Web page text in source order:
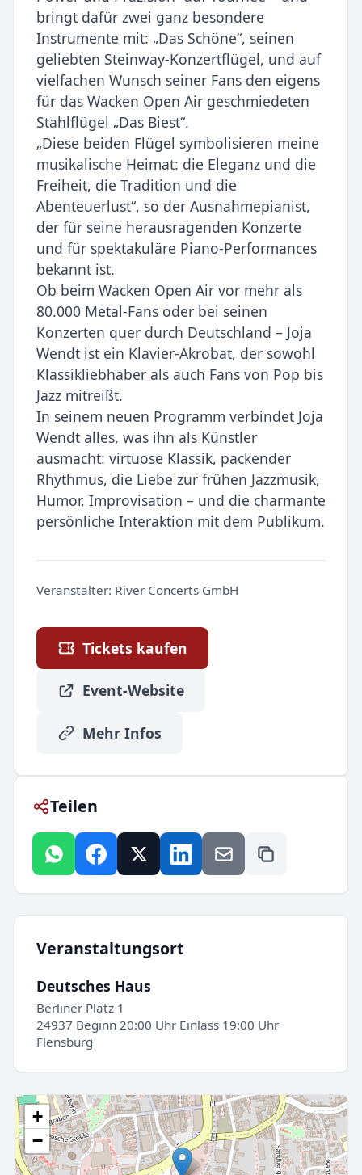
bringt dafür zwei ganz besondere
Instrumente mit: „Das Schöne“, seinen
geliebten Steinway-Konzertflügel, und auf
vielfachen Wunsch seiner Fans den eigens
für das Wacken Open Air geschmiedeten
Stahlflügel „Das Biest“.
„Diese beiden Flügel symbolisieren meine
musikalische Heimat: die Eleganz und die
Freiheit, die Tradition und die
Abenteuerlust“, so der Ausnahmepianist,
der für seine herausragenden Konzerte
und für spektakuläre Piano-Performances
bekannt ist.
Ob beim Wacken Open Air vor mehr als
80.000 Metal-Fans oder bei seinen
Konzerten quer durch Deutschland – Joja
Wendt ist ein Klavier-Akrobat, der sowohl
Klassikliebhaber als auch Fans von Pop bis
Jazz mitreißt.
In seinem neuen Programm verbindet Joja
Wendt alles, was ihn als Künstler
ausmacht: virtuose Klassik, packender
Rhythmus, die Liebe zur frühen Jazzmusik,
Humor, Improvisation – und die charmante
persönliche Interaktion mit dem Publikum.
Veranstalter: River Concerts GmbH
Tickets kaufen
Event-Website
Mehr Infos
Teilen
Veranstaltungsort
Deutsches Haus
Berliner Platz 1
24937 Beginn 20:00 Uhr Einlass 19:00 Uhr
Flensburg
+
−